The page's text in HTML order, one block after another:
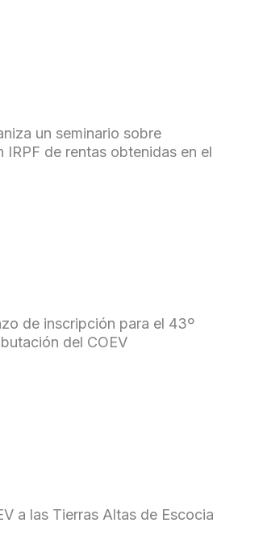
un seminario sobre
IRPF de rentas obtenidas en el
de inscripción para el 43º
del COEV
a las Tierras Altas de Escocia